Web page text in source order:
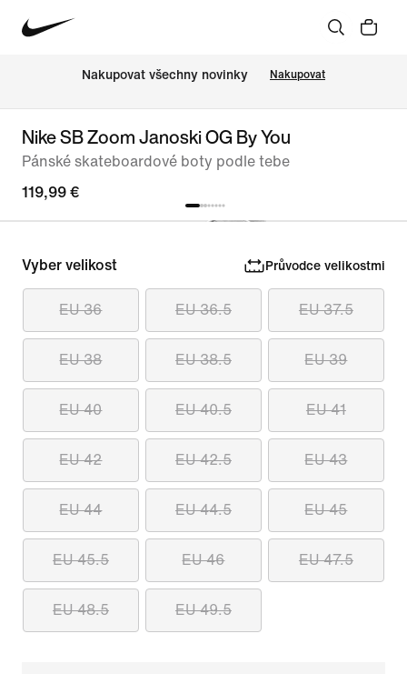
Nakupovat všechny novinky Nakupovat
Nike SB Zoom Janoski OG By You
Pánské skateboardové boty podle tebe
119,99 €
Vyber velikost Průvodce velikostmi
EU 36 EU 36.5 EU 37.5
EU 38 EU 38.5 EU 39
EU 40 EU 40.5 EU 41
EU 42 EU 42.5 EU 43
EU 44 EU 44.5 EU 45
EU 45.5 EU 46 EU 47.5
EU 48.5 EU 49.5